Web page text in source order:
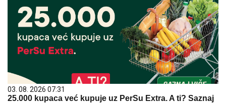
03. 08. 2026 07:31
25.000 kupaca već kupuje uz PerSu Extra. A ti? Saznaj